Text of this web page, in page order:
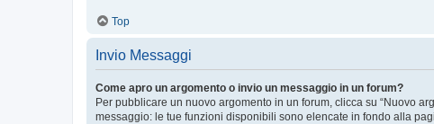
Top
Invio Messaggi
Come apro un argomento o invio un messaggio in un forum?
Per pubblicare un nuovo argomento in un forum, clicca su “Nuovo
messaggio: le tue funzioni disponibili sono elencate in fondo alla